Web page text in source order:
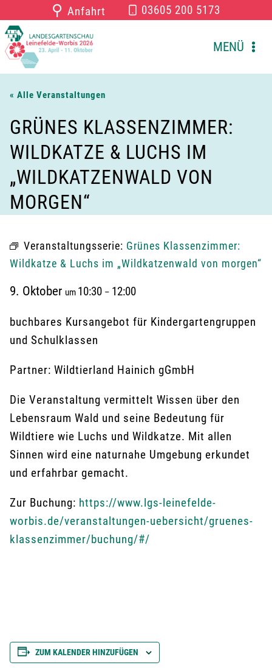
Inhalt
springen
⚲ Anfahrt 03605 200 5173
MENÜ
« Alle Veranstaltungen
GRÜNES KLASSENZIMMER:
WILDKATZE & LUCHS IM
„WILDKATZENWALD VON
MORGEN“
Veranstaltungsserie: Grünes Klassenzimmer:
Wildkatze & Luchs im „Wildkatzenwald von morgen“
9. Oktober um 10:30 – 12:00
buchbares Kursangebot für Kindergartengruppen
und Schulklassen
Partner: Wildtierland Hainich gGmbH
Die Veranstaltung vermittelt Wissen über den
Lebensraum Wald und seine Bedeutung für
Wildtiere wie Luchs und Wildkatze. Mit allen
Sinnen wird eine naturnahe Umgebung erkundet
und erfahrbar gemacht.
Zur Buchung: https://www.lgs-leinefelde-
worbis.de/veranstaltungen-uebersicht/gruenes-
klassenzimmer/buchung/#/
ZUM KALENDER HINZUFÜGEN